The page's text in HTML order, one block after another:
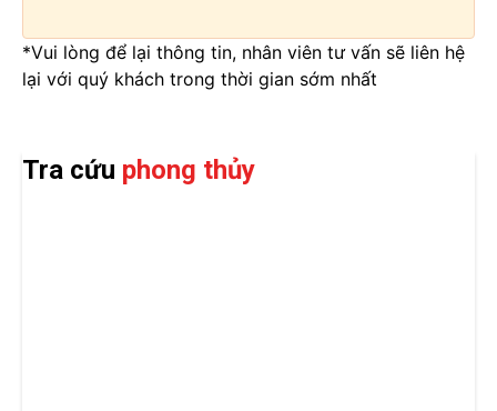
*Vui lòng để lại thông tin, nhân viên tư vấn sẽ liên hệ
lại với quý khách trong thời gian sớm nhất
Tra cứu phong thủy